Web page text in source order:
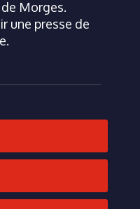
Morges.
une presse de